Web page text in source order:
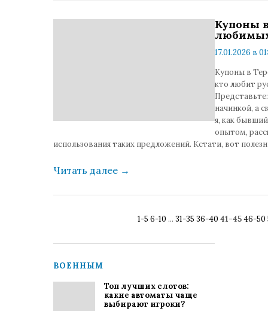
Купоны
17.01.2026 в
Купоны в
кто любит
начинкой, а
я, как
опытом,
использования таких предложений. Кстати, вот
Читать далее →
1-5 6-10 ... 31-35 36-40 41-4546-50
ВОЕННЫМ
Топ лучших слотов:
какие автоматы чаще
выбирают игроки?